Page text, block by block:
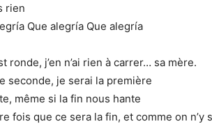
rien
Que alegría Que alegría
ronde, j’en n’ai rien à carrer… sa mère.
seconde, je serai la première
même si la fin nous hante
fois que ce sera la fin, et comme on n’y